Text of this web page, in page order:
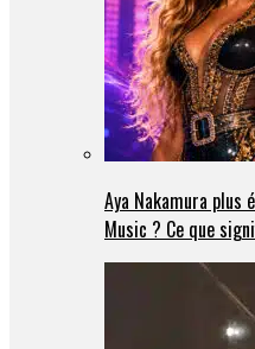
Aya Nakamura plus
Music ? Ce que